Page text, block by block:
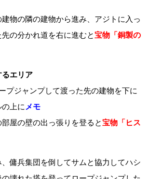
建物の隣の建物から進み、アジトに入っ
の分かれ道を右に進むと宝物「銅製の
るエリア
プジャンプして渡った先の建物を下に
上に メモ
屋の壁の出っ張りを登ると宝物「ヒス
、傭兵集団を倒してサムと協力してハシ